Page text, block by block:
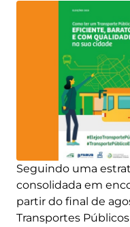
Seguindo uma
consolidada em
partir do final de
Transportes Públicos